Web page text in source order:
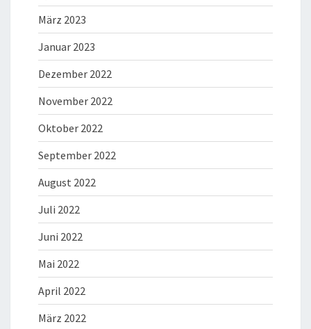
März 2023
Januar 2023
Dezember 2022
November 2022
Oktober 2022
September 2022
August 2022
Juli 2022
Juni 2022
Mai 2022
April 2022
März 2022